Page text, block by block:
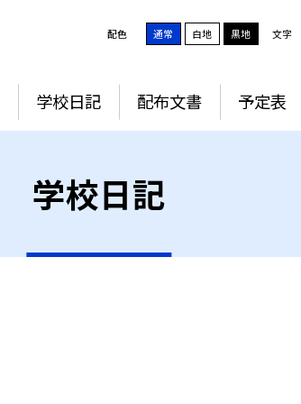
配色 通常 白地 黒地 文字
学校日記 配布文書 予定表
学校日記